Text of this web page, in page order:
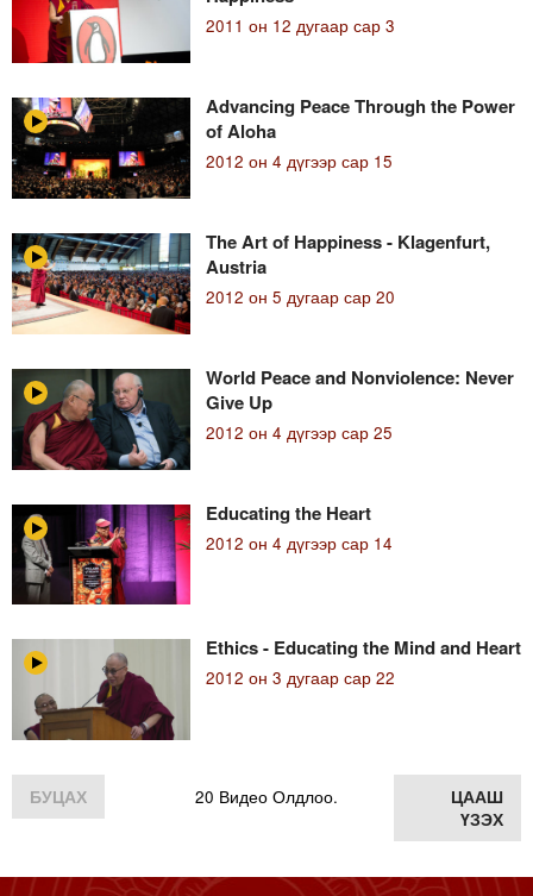
2011 он 12 дугаар сар 3
Advancing Peace Through the Power
of Aloha
2012 он 4 дүгээр сар 15
The Art of Happiness - Klagenfurt,
Austria
2012 он 5 дугаар сар 20
World Peace and Nonviolence: Never
Give Up
2012 он 4 дүгээр сар 25
Educating the Heart
2012 он 4 дүгээр сар 14
Ethics - Educating the Mind and Heart
2012 он 3 дугаар сар 22
БУЦАХ 20 Видео Олдлоо.
ЦААШ
ҮЗЭХ